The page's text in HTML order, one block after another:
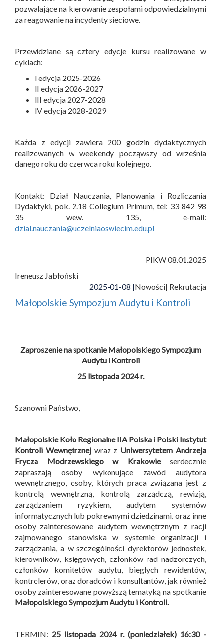
pozwalające na kierowanie zespołami odpowiedzialnymi
za reagowanie na incydenty sieciowe.
Przewidziane są cztery edycje kursu realizowane w
cyklach:
I edycja 2025-2026
II edycja 2026-2027
III edycja 2027-2028
IV edycja 2028-2029
Każda z edycji zawiera 200 godzin dydaktycznych
realizowanych w weekendy począwszy od września
danego roku do czerwca roku kolejnego.
Kontakt: Dział Nauczania, Planowania i Rozliczania
Dydaktyki, pok. 2.18 Collegium Primum, tel: 33 842 98
35 wew. 135, e-mail:
dzial.nauczania@uczelniaoswiecim.edu.pl
PIKW 08.01.2025
Ireneusz Jabłoński
2025-01-08 |Nowości| Rekrutacja
Małopolskie Sympozjum Audytu i Kontroli
Zaproszenie na spotkanie Małopolskiego Sympozjum
Audytu i Kontroli
25 listopada 2024 r.
Szanowni Państwo,
Małopolskie Koło Regionalne IIA Polska i Polski Instytut
Kontroli Wewnętrznejwraz z Uniwersytetem Andrzeja
Frycza Modrzewskiego w Krakowieserdecznie
zapraszają osoby wykonujące zawód audytora
wewnętrznego, osoby, których praca związana jest z
kontrolą wewnętrzną, kontrolą zarządczą, rewizją,
zarządzaniem ryzykiem, audytem systemów
informatycznych lub pokrewnymi dziedzinami, oraz inne
osoby zainteresowane audytem wewnętrznym z racji
zajmowanego stanowiska w systemie organizacji i
zarządzania, a w szczególności dyrektorów jednostek,
kierowników, księgowych, członków rad nadzorczych,
członków komitetów audytu, biegłych rewidentów,
kontrolerów, oraz doradców i konsultantów, jak również
osoby zainteresowane powyższą tematyką na spotkanie
Małopolskiego Sympozjum Audytu i Kontroli.
TERMIN: 25 listopada 2024 r. (poniedziałek) 16:30 -